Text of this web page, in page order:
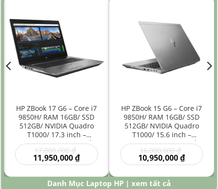
HP ZBook 17 G6 – Core i7
9850H/ RAM 16GB/ SSD
512GB/ NVIDIA Quadro
T1000/ 17.3 inch –
Laptop Workstation Đồ
Họa Kỹ Thuật Màn Hình
Lớn
17,000,000₫
gốc
là:
17,000,000 ₫.
11,950,000₫Giá
hiện
là:
11,950,000 ₫.
HP ZBook 15 G6 – Core i7
9850H/ RAM 16GB/ SSD
512GB/ NVIDIA Quadro
T1000/ 15.6 inch –
Laptop Workstation Đồ
Họa Kỹ Thuật Hiệu Năng
Cao
16,000,000₫
gốc
là:
10,950,000₫Giá
hiện
là:
₫.
Danh Mục Laptop HP | xem tất cả